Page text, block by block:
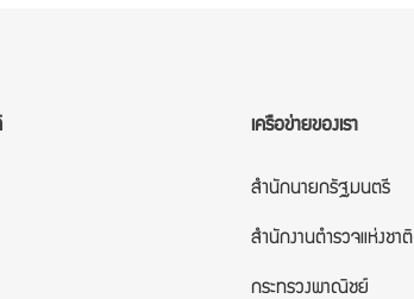
เครือข่ายของเรา
สำนักนายกรัฐมนตรี
สำนักงานตำรวจแห่งชาติ
กระทรวงพาณิชย์